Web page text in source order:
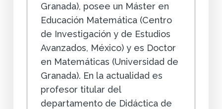
Granada), posee un Máster en
Educación Matemática (Centro
de Investigación y de Estudios
Avanzados, México) y es Doctor
en Matemáticas (Universidad de
Granada). En la actualidad es
profesor titular del
departamento de Didáctica de